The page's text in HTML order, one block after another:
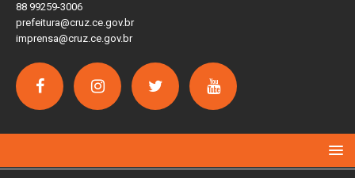
88 99259-3006
prefeitura@cruz.ce.gov.br
imprensa@cruz.ce.gov.br